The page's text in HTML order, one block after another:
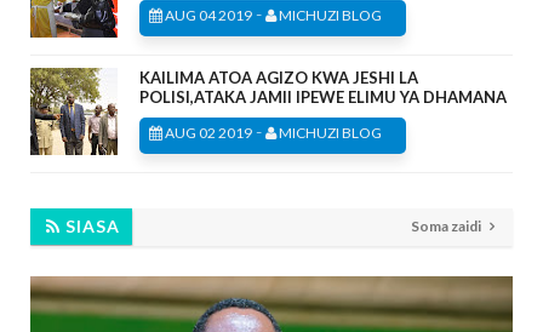
AUG 04 2019 - MICHUZI BLOG
KAILIMA ATOA AGIZO KWA JESHI LA
POLISI,ATAKA JAMII IPEWE ELIMU YA DHAMANA
AUG 02 2019 - MICHUZI BLOG
SIASA Soma zaidi